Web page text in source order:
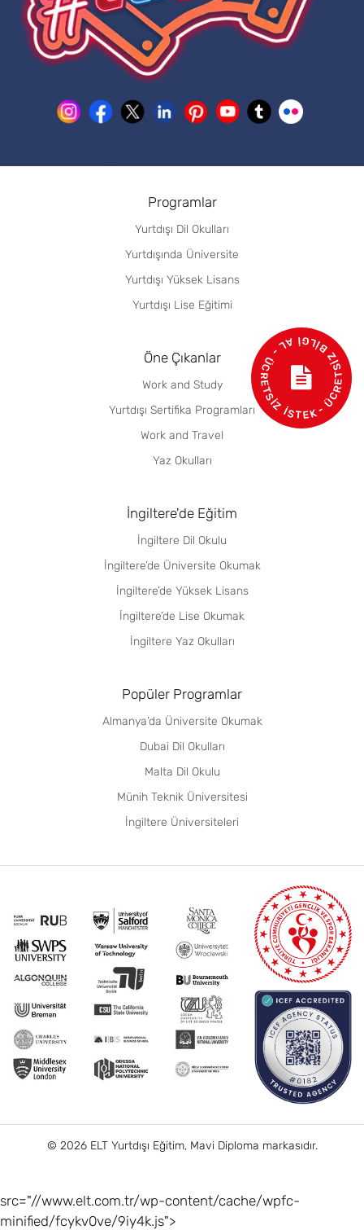
Programlar
Yurtdışı Dil Okulları
Yurtdışında Üniversite
Yurtdışı Yüksek Lisans
Yurtdışı Lise Eğitimi
Öne Çıkanlar
Work and Study
Yurtdışı Sertifika Programları
Work and Travel
Yaz Okulları
İngiltere'de Eğitim
İngiltere Dil Okulu
İngiltere’de Üniversite Okumak
İngiltere’de Yüksek Lisans
İngiltere’de Lise Okumak
İngiltere Yaz Okulları
Popüler Programlar
Almanya’da Üniversite Okumak
Dubai Dil Okulları
Malta Dil Okulu
Münih Teknik Üniversitesi
İngiltere Üniversiteleri
© 2026 ELT Yurtdışı Eğitim, Mavi Diploma markasıdır.
- ÜCRETSİZ BİLGİ AL - ÜCRETSİZ İSTEK
src="//www.elt.com.tr/wp-content/cache/wpfc-
minified/fcykv0ve/9iy4k.js">